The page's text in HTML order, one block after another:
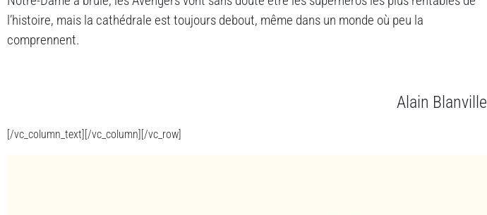
l’histoire, mais la cathédrale est toujours debout, même dans un monde où peu la
comprennent.
Alain Blanville
[/vc_column_text][/vc_column][/vc_row]